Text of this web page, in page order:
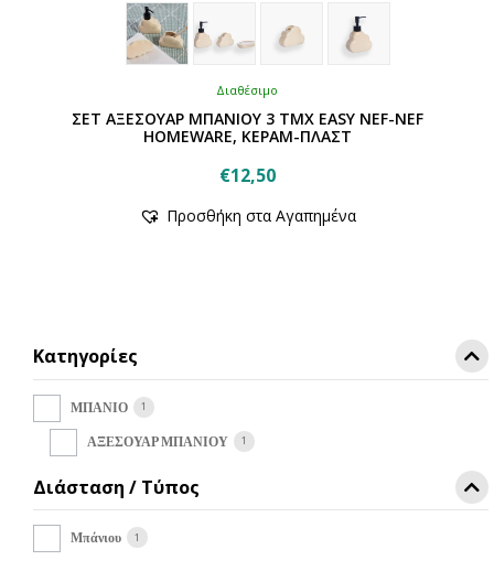
Διαθέσιμο
ΣΕΤ ΑΞΕΣΟΥΑΡ ΜΠΑΝΙΟΥ 3 ΤΜΧ EASY NEF-NEF
HOMEWARE, ΚΕΡΑΜ-ΠΛΑΣΤ
€12,50
το
μπορούν
επιλεγούν
στη
Προσθήκη στα Αγαπημένα
Κατηγορίες
ΜΠΑΝΙΟ 1
ΑΞΕΣΟΥΑΡ ΜΠΑΝΙΟΥ 1
Διάσταση / Τύπος
Μπάνιου 1